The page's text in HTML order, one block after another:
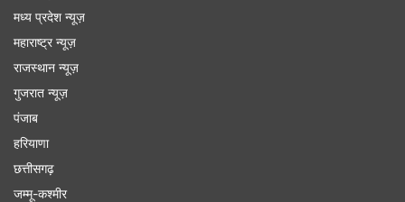
मध्य प्रदेश न्यूज़
महाराष्ट्र न्यूज़
राजस्थान न्यूज़
गुजरात न्यूज़
पंजाब
हरियाणा
छत्तीसगढ़
जम्मू-कश्मीर